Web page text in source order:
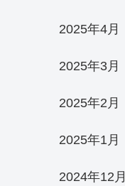
2025年4月
2025年3月
2025年2月
2025年1月
2024年12月